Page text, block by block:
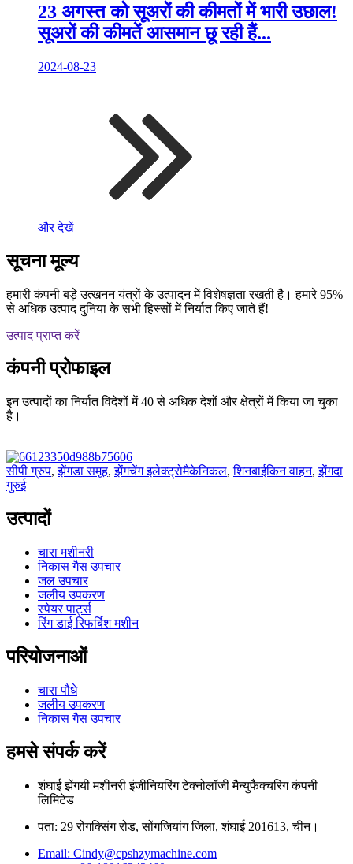
23 अगस्त को सूअरों की कीमतों में भारी उछाल!
सूअरों की कीमतें आसमान छू रही हैं...
2024-08-23
और देखें
सूचना मूल्य
हमारी कंपनी बड़े उत्खनन यंत्रों के उत्पादन में विशेषज्ञता रखती है। हमारे 95%
से अधिक उत्पाद दुनिया के सभी हिस्सों में निर्यात किए जाते हैं!
उत्पाद प्राप्त करें
कंपनी प्रोफाइल
इन उत्पादों का निर्यात विदेशों में 40 से अधिक देशों और क्षेत्रों में किया जा चुका
है।
सीपी ग्रुप,झेंगडा समूह,झेंगचेंग इलेक्ट्रोमैकेनिकल,शिनबाईकिन वाहन,झेंगदा
गुरुई
उत्पादों
चारा मशीनरी
निकास गैस उपचार
जल उपचार
जलीय उपकरण
स्पेयर पार्ट्स
रिंग डाई रिफर्बिश मशीन
परियोजनाओं
चारा पौधे
जलीय उपकरण
निकास गैस उपचार
हमसे संपर्क करें
शंघाई झेंगयी मशीनरी इंजीनियरिंग टेक्नोलॉजी मैन्युफैक्चरिंग कंपनी
लिमिटेड
पता: 29 रोंगक्सिंग रोड, सोंगजियांग जिला, शंघाई 201613, चीन।
Email: Cindy@cpshzymachine.com